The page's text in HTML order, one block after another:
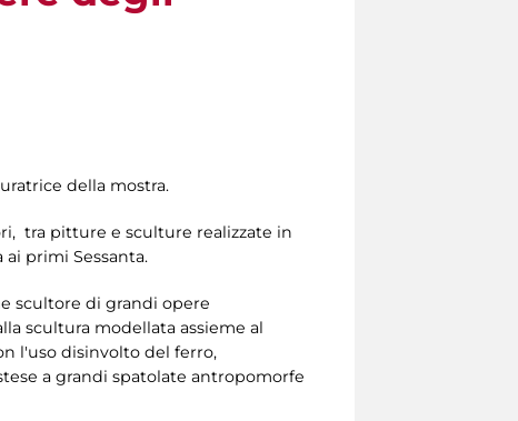
della mostra.
tra pitture e sculture realizzate in
primi Sessanta.
scultore di grandi opere
scultura modellata assieme al
l'uso disinvolto del ferro,
a grandi spatolate antropomorfe